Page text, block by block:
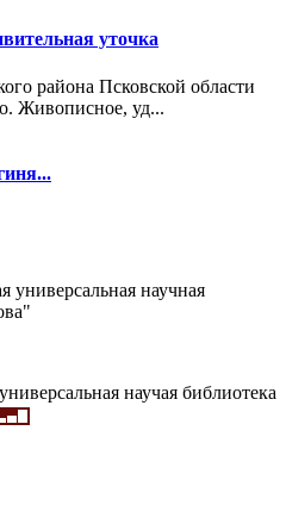
уточка
района Псковской области
Живописное, уд...
универсальная научная
научая библиотека